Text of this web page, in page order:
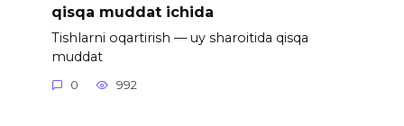
qisqa muddat ichida
Tishlarni oqartirish — uy sharoitida qisqa
muddat
0 992